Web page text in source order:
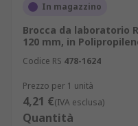
In magazzino
Brocca da laboratorio
120 mm, in
Codice RS 478-1624
Prezzo per 1 unità
4,21 €(IVA esclusa)
Quantità